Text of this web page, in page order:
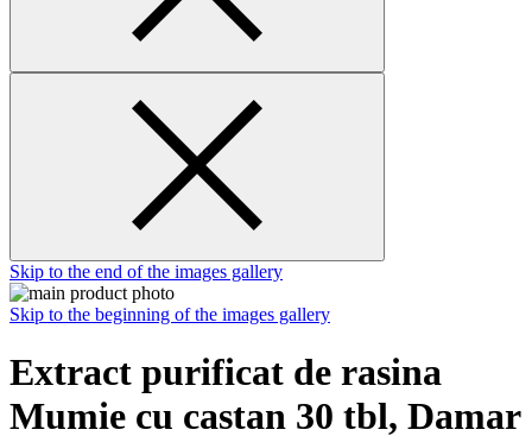
Skip to the end of the images gallery
Skip to the beginning of the images gallery
Extract purificat de rasina
Mumie cu castan 30 tbl, Damar